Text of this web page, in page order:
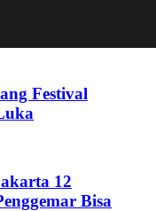
Festival
12
Bisa